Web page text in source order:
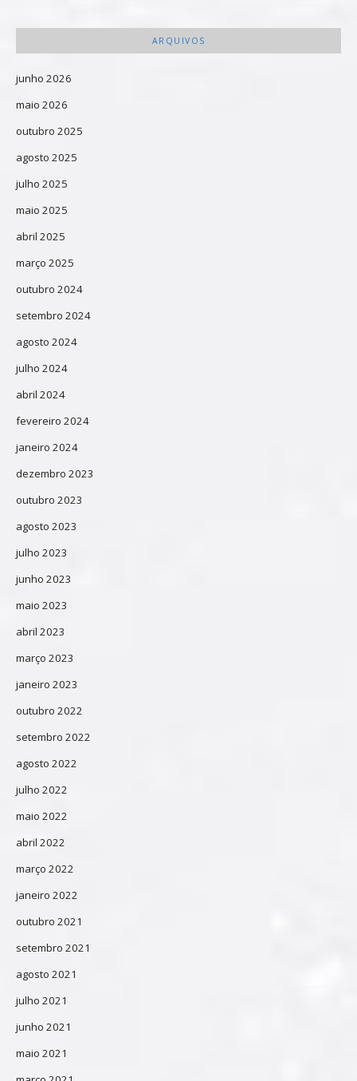
ARQUIVOS
junho 2026
maio 2026
outubro 2025
agosto 2025
julho 2025
maio 2025
abril 2025
março 2025
outubro 2024
setembro 2024
agosto 2024
julho 2024
abril 2024
fevereiro 2024
janeiro 2024
dezembro 2023
outubro 2023
agosto 2023
julho 2023
junho 2023
maio 2023
abril 2023
março 2023
janeiro 2023
outubro 2022
setembro 2022
agosto 2022
julho 2022
maio 2022
abril 2022
março 2022
janeiro 2022
outubro 2021
setembro 2021
agosto 2021
julho 2021
junho 2021
maio 2021